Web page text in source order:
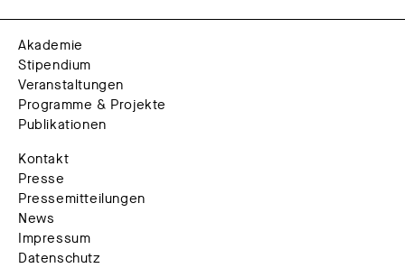
Akademie
Stipendium
Veranstaltungen
Programme & Projekte
Publikationen
Kontakt
Presse
Pressemitteilungen
News
Impressum
Datenschutz